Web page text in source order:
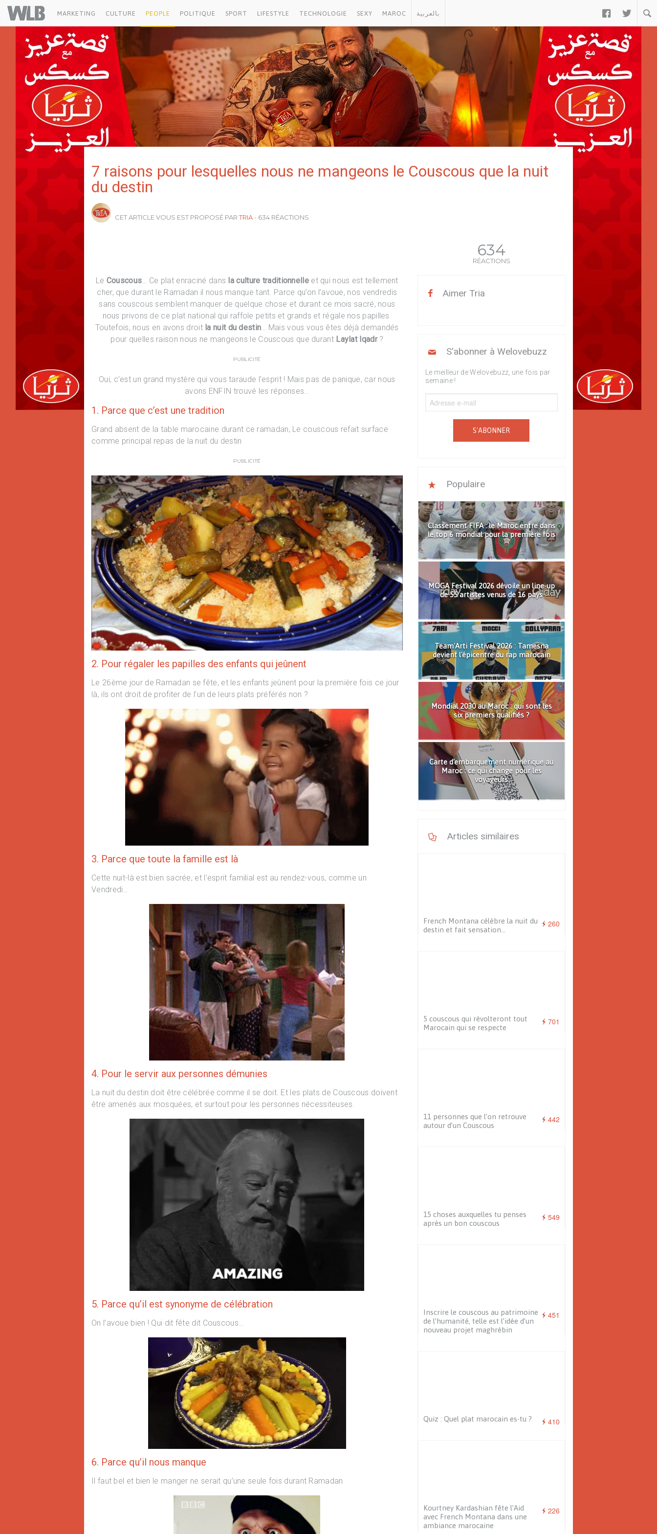
Welovebuzz
MARKETING CULTURE PEOPLE POLITIQUE SPORT LIFESTYLE TECHNOLOGIE SEXY MAROC بالعربية  
Tria
7 raisons pour lesquelles nous ne mangeons le Couscous que la nuit
du destin
CET ARTICLE VOUS EST PROPOSÉ PARTRIA - 634 RÉACTIONS
Le Couscous… Ce plat enraciné dans la culture traditionnelleet qui nous est tellement
cher, que durant le Ramadan il nous manque tant. Parce qu’on l’avoue, nos vendredis
sans couscous semblent manquer de quelque chose et durant ce mois sacré, nous
nous privons de ce plat national qui raffole petits et grands et régale nos papilles.
Toutefois, nous en avons droit la nuit du destin… Mais vous vous êtes déjà demandés
pour quelles raison nous ne mangeons le Couscous que durant Laylat lqadr?
PUBLICITÉ
Oui, c’est un grand mystère qui vous taraude l’esprit ! Mais pas de panique, car nous
avons ENFIN trouvé les réponses…
1. Parce que c’est une tradition
Grand absent de la table marocaine durant ce ramadan, Le couscous refait surface
comme principal repas de la nuit du destin
PUBLICITÉ
2. Pour régaler les papilles des enfants qui jeûnent
Le 26ème jour de Ramadan se fête, et les enfants jeûnent pour la première fois ce jour
là, ils ont droit de profiter de l’un de leurs plats préférés non ?
3. Parce que toute la famille est là
Cette nuit-là est bien sacrée, et l’esprit familial est au rendez-vous, comme un
Vendredi…
4. Pour le servir aux personnes démunies
La nuit du destin doit être célébrée comme il se doit. Et les plats de Couscous doivent
être amenés aux mosquées, et surtout pour les personnes nécessiteuses.
5. Parce qu’il est synonyme de célébration
On l’avoue bien ! Qui dit fête dit Couscous…
6. Parce qu’il nous manque
Il faut bel et bien le manger ne serait qu’une seule fois durant Ramadan
634
RÉACTIONS
Aimer Tria
S'abonner à Welovebuzz
Le meilleur de Welovebuzz, une fois par
semaine !
S'ABONNER
Populaire
Classement FIFA : le Maroc entre dans
le top 6 mondial pour la première fois
MOGA Festival 2026 dévoile un line-up
de 55 artistes venus de 16 pays
Team'Arti Festival 2026 : Tamesna
devient l'épicentre du rap marocain
Mondial 2030 au Maroc : qui sont les
six premiers qualifiés ?
Carte d'embarquement numérique au
Maroc : ce qui change pour les
voyageurs
Articles similaires
260
French Montana célèbre la nuit du
destin et fait sensation…
701
5 couscous qui révolteront tout
Marocain qui se respecte
442
11 personnes que l’on retrouve
autour d’un Couscous
549
15 choses auxquelles tu penses
après un bon couscous
451
Inscrire le couscous au patrimoine
de l’humanité, telle est l’idée d’un
nouveau projet maghrébin
410
Quiz : Quel plat marocain es-tu ?
226
Kourtney Kardashian fête l’Aid
avec French Montana dans une
ambiance marocaine